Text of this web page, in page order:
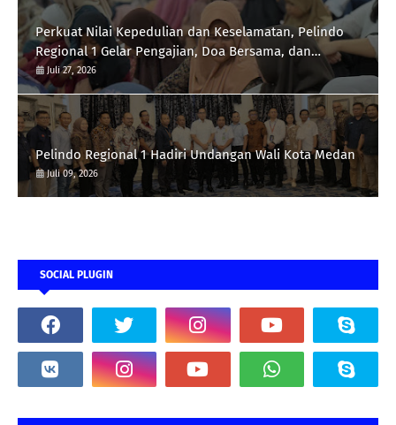
Perkuat Nilai Kepedulian dan Keselamatan, Pelindo
Regional 1 Gelar Pengajian, Doa Bersama, dan
Santunan Anak Yatim Piatu
Juli 27, 2026
Pelindo Regional 1 Hadiri Undangan Wali Kota Medan
Juli 09, 2026
SOCIAL PLUGIN